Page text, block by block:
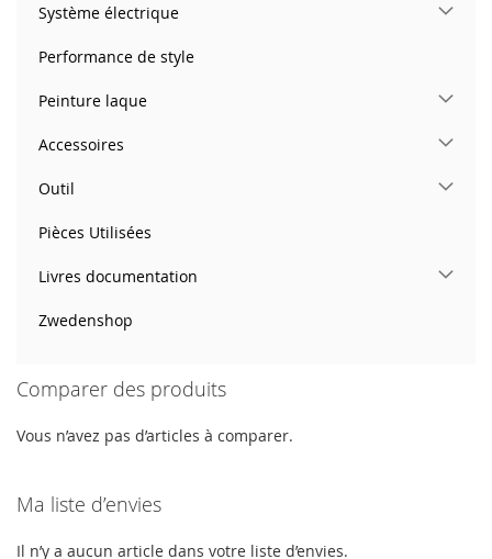
Système électrique
Performance de style
Peinture laque
Accessoires
Outil
Pièces Utilisées
Livres documentation
Zwedenshop
Comparer des produits
Vous n’avez pas d’articles à comparer.
Ma liste d’envies
Il n’y a aucun article dans votre liste d’envies.